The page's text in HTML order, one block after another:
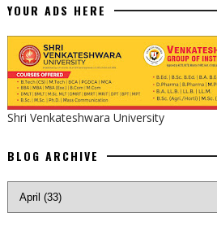
YOUR ADS HERE
Shri Venkateshwara University
BLOG ARCHIVE